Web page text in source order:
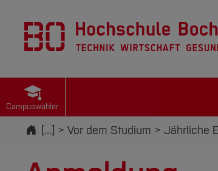
Campuswähler
Startseite
[...] Vor dem Studium Jährliche